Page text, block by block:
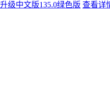
级中文版135.0绿色版 查看详